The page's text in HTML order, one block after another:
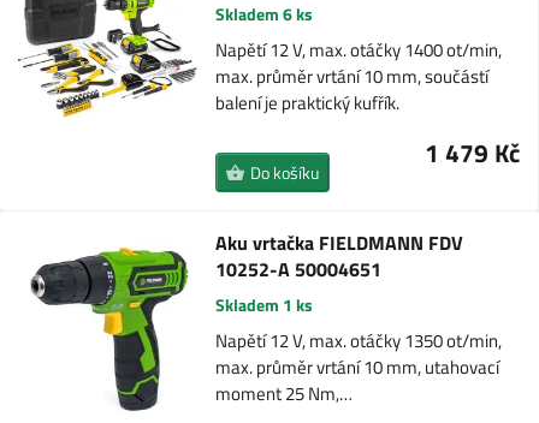
Skladem 6 ks
Napětí 12 V, max. otáčky 1400 ot/min,
max. průměr vrtání 10 mm, součástí
balení je praktický kufřík.
1 479 Kč
Do košíku
Aku vrtačka FIELDMANN FDV
10252-A 50004651
Skladem 1 ks
Napětí 12 V, max. otáčky 1350 ot/min,
max. průměr vrtání 10 mm, utahovací
moment 25 Nm,…